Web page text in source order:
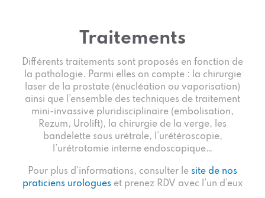
Traitements
Différents traitements sont proposés en fonction de
la pathologie. Parmi elles on compte : la chirurgie
laser de la prostate (énucléation ou vaporisation)
ainsi que l’ensemble des techniques de traitement
mini-invassive pluridisciplinaire (embolisation,
Rezum, Urolift), la chirurgie de la verge, les
bandelette sous urétrale, l’urétéroscopie,
l’urétrotomie interne endoscopique…
Pour plus d’informations, consulter le site de nos
praticiens urologues et prenez RDV avec l’un d’eux